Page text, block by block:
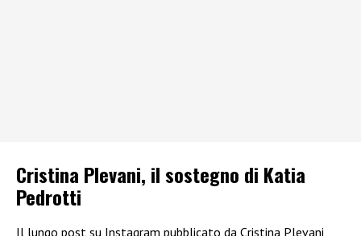
Cristina Plevani, il sostegno di Katia
Pedrotti
Il lungo post su Instagram pubblicato da Cristina Plevani,